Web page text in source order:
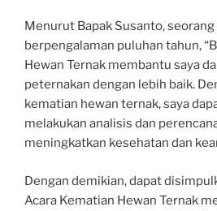
Menurut Bapak Susanto,
berpengalaman puluhan tahun,
Hewan Ternak membantu saya
peternakan dengan lebih baik.
kematian hewan ternak, saya
melakukan analisis dan
meningkatkan kesehatan dan
Dengan demikian, dapat
Acara Kematian Hewan Ternak